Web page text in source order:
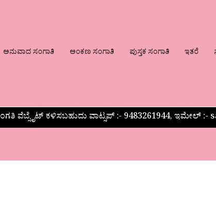
ಅನುವಾದ ಸಂಗಾತಿ ಅಂಕಣ ಸಂಗಾತಿ ಪುಸ್ತಕ ಸಂಗಾತಿ ಇತರೆ
ವೆಬ್ಸೈಟ್ ಕಳಿಸಬಹುದು ವಾಟ್ಸಪ್‌ :- 9483261944, ಇಮೇಲ್